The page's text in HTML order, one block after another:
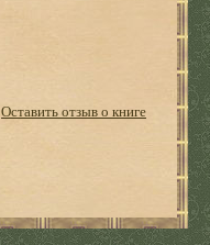
Оставить отзыв о книге